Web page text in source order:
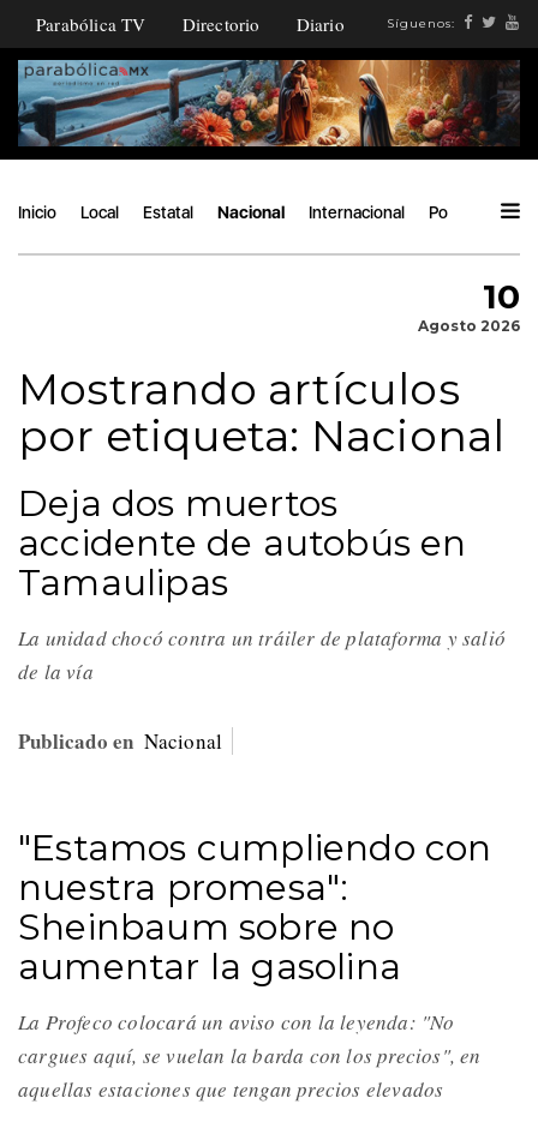
Parabólica TV Directorio Diario Síguenos:
Inicio Local Estatal Nacional Internacional Política
10
Agosto 2026
Mostrando artículos
por etiqueta: Nacional
Deja dos muertos
accidente de autobús en
Tamaulipas
La unidad chocó contra un tráiler de plataforma y salió
de la vía
Publicado en Nacional
"Estamos cumpliendo con
nuestra promesa":
Sheinbaum sobre no
aumentar la gasolina
La Profeco colocará un aviso con la leyenda: "No
cargues aquí, se vuelan la barda con los precios", en
aquellas estaciones que tengan precios elevados